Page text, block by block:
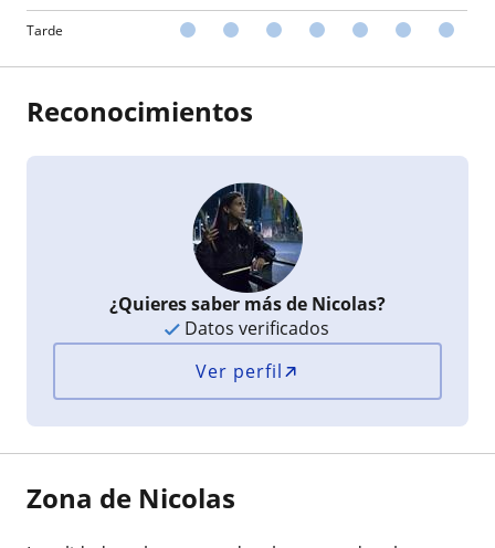
Tarde
Reconocimientos
¿Quieres saber más de Nicolas?
Datos verificados
Ver perfil
Zona de Nicolas